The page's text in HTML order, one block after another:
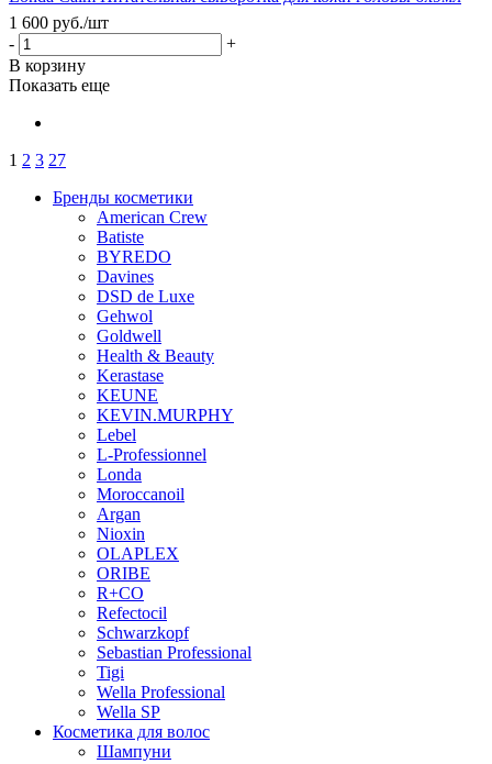
1 600 руб./шт
-
+
В корзину
Показать еще
1 2 3 27
Бренды косметики
American Crew
Batiste
BYREDO
Davines
DSD de Luxe
Gehwol
Goldwell
Health & Beauty
Kerastase
KEUNE
KEVIN.MURPHY
Lebel
L-Professionnel
Londa
Moroccanoil
Argan
Niохin
OLAPLEX
ORIBE
R+CO
Refectocil
Schwarzkopf
Sebastian Professional
Tigi
Wella Professional
Wella SP
Косметика для волос
Шампуни